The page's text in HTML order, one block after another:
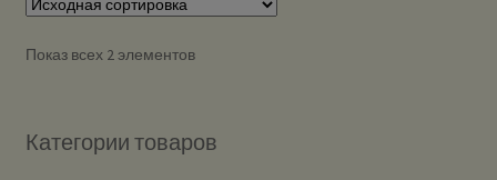
Показ всех 2 элементов
Категории товаров